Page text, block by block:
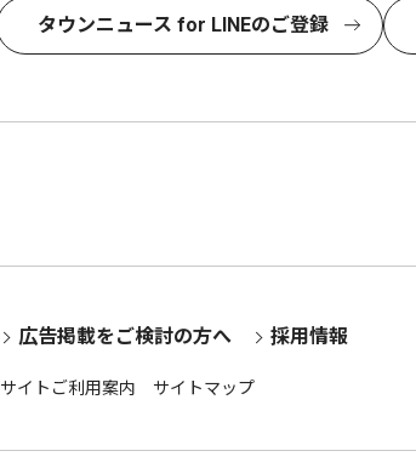
タウンニュース for LINEのご登録
広告掲載をご検討の方へ 採用情報
サイトご利用案内 サイトマップ